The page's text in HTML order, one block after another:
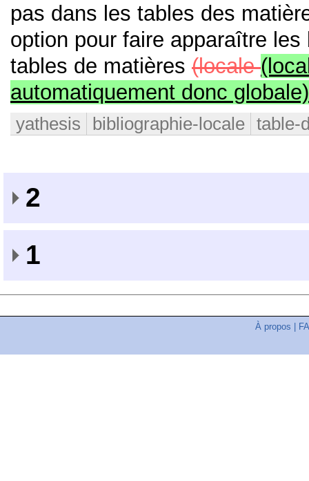
pas dans les tables des
option pour faire apparaître
tables de matières (locale
automatiquement donc
yathesis bibliographie-locale table-
2
1
À propos